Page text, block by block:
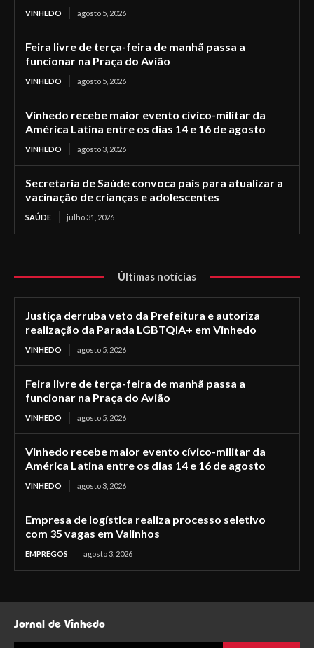
VINHEDO agosto 5, 2026
Feira livre de terça-feira de manhã passa a
funcionar na Praça do Avião
VINHEDO agosto 5, 2026
Vinhedo recebe maior evento cívico-militar da
América Latina entre os dias 14 e 16 de agosto
VINHEDO agosto 3, 2026
Secretaria de Saúde convoca pais para atualizar a
vacinação de crianças e adolescentes
SAÚDE julho 31, 2026
Últimas notícias
Justiça derruba veto da Prefeitura e autoriza
realização da Parada LGBTQIA+ em Vinhedo
VINHEDO agosto 5, 2026
Feira livre de terça-feira de manhã passa a
funcionar na Praça do Avião
VINHEDO agosto 5, 2026
Vinhedo recebe maior evento cívico-militar da
América Latina entre os dias 14 e 16 de agosto
VINHEDO agosto 3, 2026
Empresa de logística realiza processo seletivo
com 35 vagas em Valinhos
EMPREGOS agosto 3, 2026
Jornal de Vinhedo